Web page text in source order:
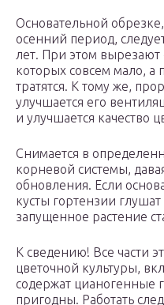
Основательной
осенний период,
лет. При этом вырезают
которых совсем мало, а
тратятся. К тому же,
улучшается его
и улучшается качество
Снимается в
корневой системы,
обновления. Если
кусты гортензии
запущенное растение
К сведению! Все части
цветочной культуры,
содержат
пригодны. Работать